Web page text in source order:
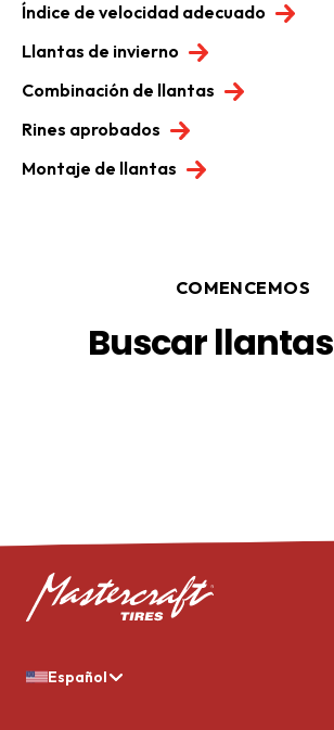
Índice de velocidad adecuado
Llantas de invierno
Combinación de llantas
Rines aprobados
Montaje de llantas
COMENCEMOS
Buscar llantas
Español